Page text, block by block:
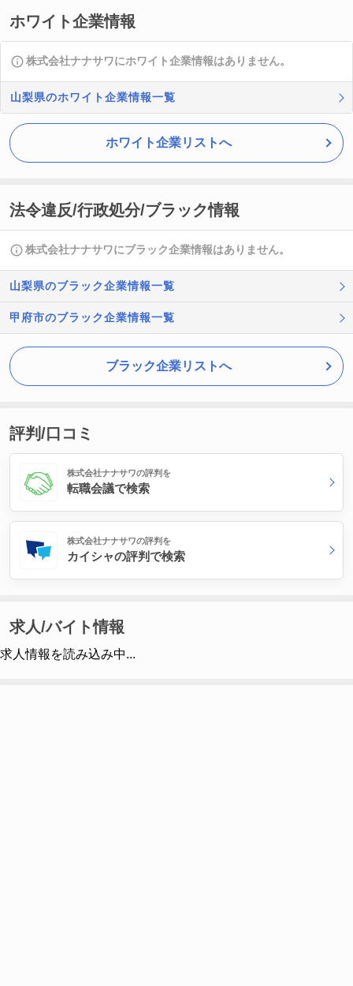
ホワイト企業情報
株式会社ナナサワにホワイト企業情報はありません。
山梨県のホワイト企業情報一覧
ホワイト企業リストへ
法令違反/行政処分/ブラック情報
株式会社ナナサワにブラック企業情報はありません。
山梨県のブラック企業情報一覧
甲府市のブラック企業情報一覧
ブラック企業リストへ
評判/口コミ
株式会社ナナサワの評判を
転職会議で検索
株式会社ナナサワの評判を
カイシャの評判で検索
求人/バイト情報
求人情報を読み込み中...